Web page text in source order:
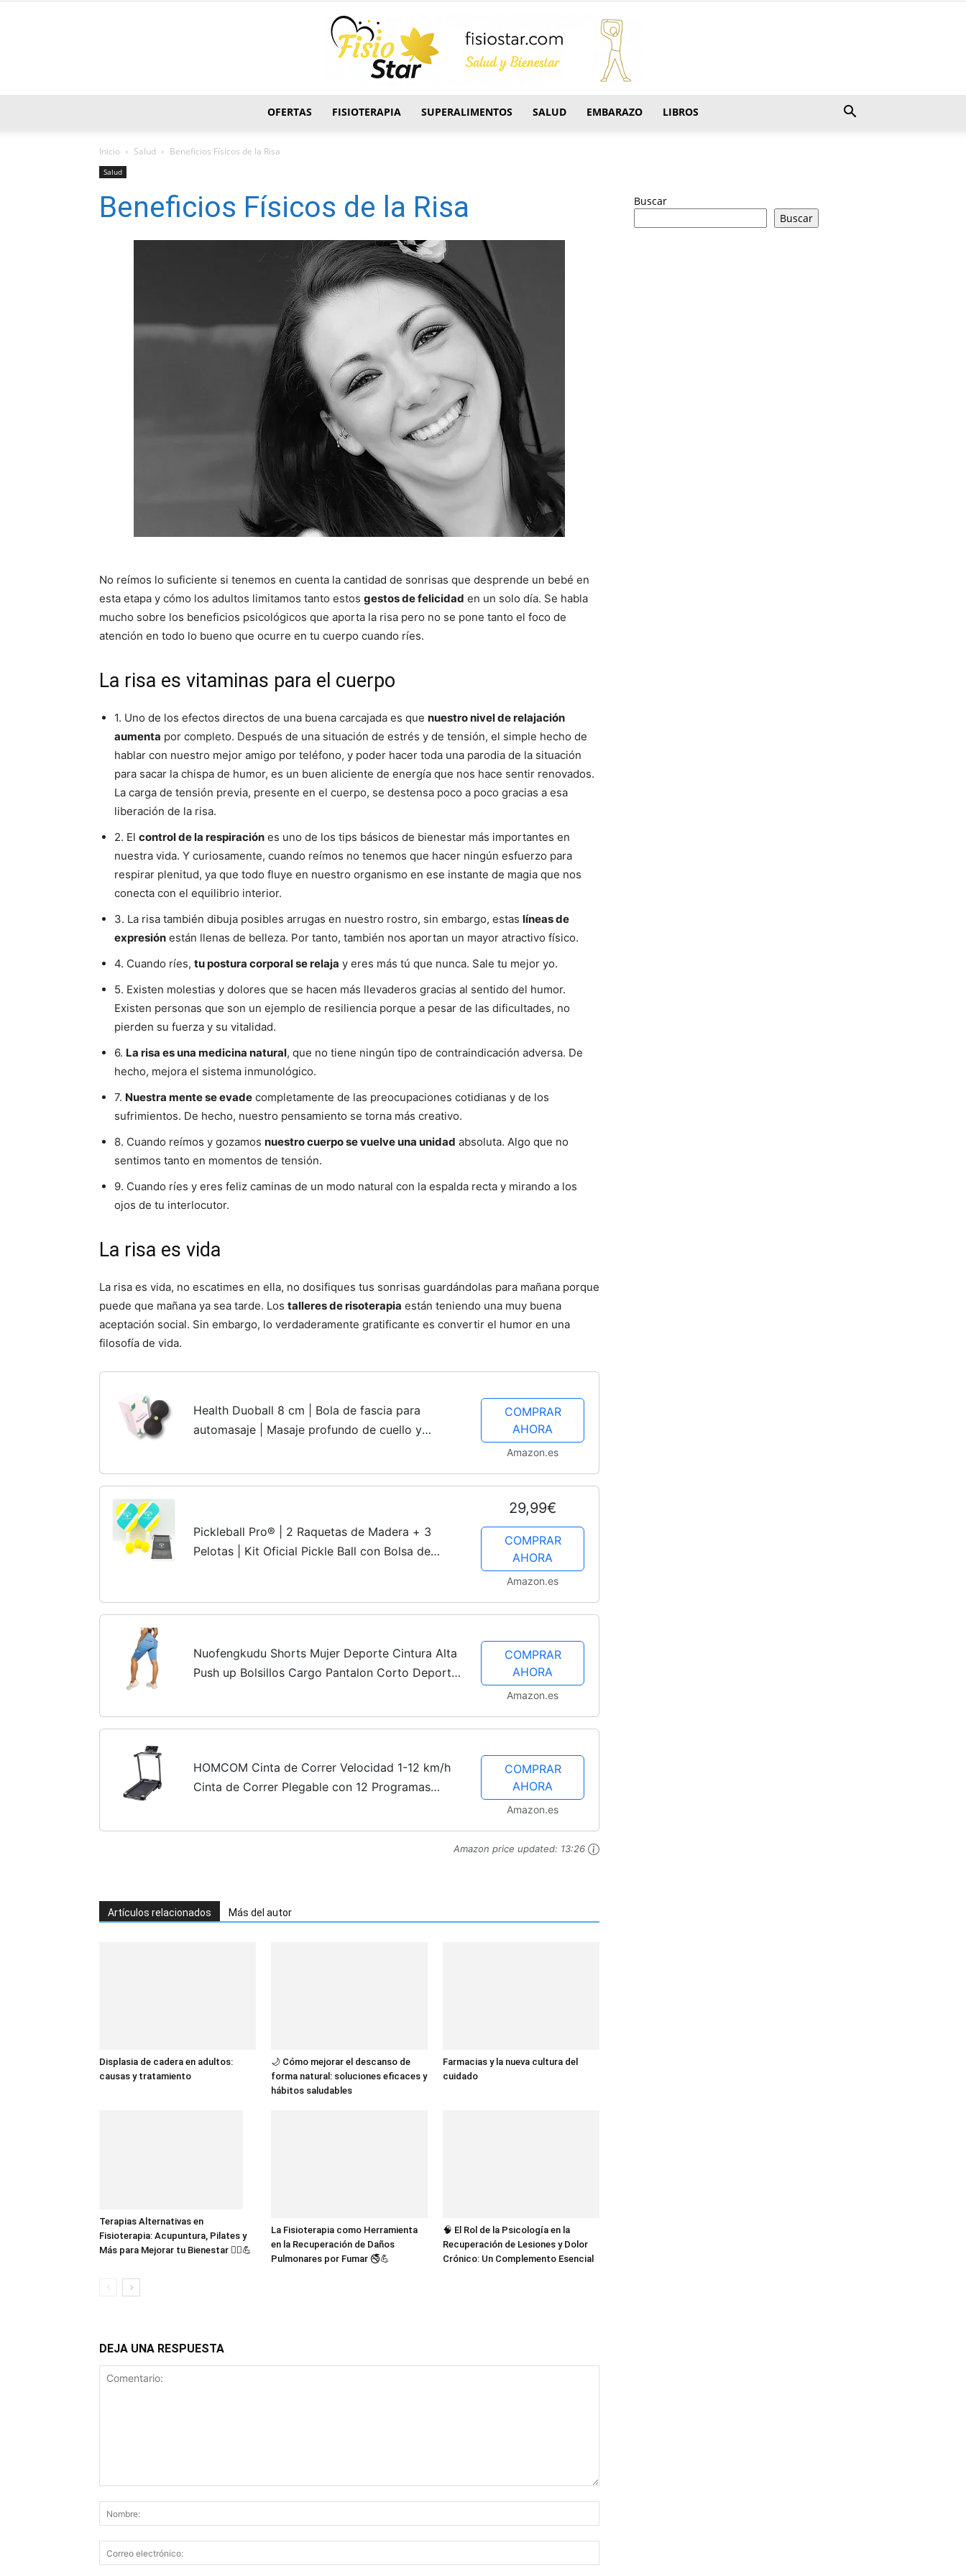
OFERTAS FISIOTERAPIA SUPERALIMENTOS SALUD EMBARAZO LIBROS
Inicio Salud Beneficios Físicos de la Risa
Salud
Beneficios Físicos de la Risa
No reímos lo suficiente si tenemos en cuenta la cantidad de sonrisas que desprende un bebé en
esta etapa y cómo los adultos limitamos tanto estos gestos de felicidad en un solo día. Se habla
mucho sobre los beneficios psicológicos que aporta la risa pero no se pone tanto el foco de
atención en todo lo bueno que ocurre en tu cuerpo cuando ríes.
La risa es vitaminas para el cuerpo
1. Uno de los efectos directos de una buena carcajada es que nuestro nivel de relajación
aumenta por completo. Después de una situación de estrés y de tensión, el simple hecho de
hablar con nuestro mejor amigo por teléfono, y poder hacer toda una parodia de la situación
para sacar la chispa de humor, es un buen aliciente de energía que nos hace sentir renovados.
La carga de tensión previa, presente en el cuerpo, se destensa poco a poco gracias a esa
liberación de la risa.
2. El control de la respiración es uno de los tips básicos de bienestar más importantes en
nuestra vida. Y curiosamente, cuando reímos no tenemos que hacer ningún esfuerzo para
respirar plenitud, ya que todo fluye en nuestro organismo en ese instante de magia que nos
conecta con el equilibrio interior.
3. La risa también dibuja posibles arrugas en nuestro rostro, sin embargo, estas líneas de
expresión están llenas de belleza. Por tanto, también nos aportan un mayor atractivo físico.
4. Cuando ríes, tu postura corporal se relaja y eres más tú que nunca. Sale tu mejor yo.
5. Existen molestias y dolores que se hacen más llevaderos gracias al sentido del humor.
Existen personas que son un ejemplo de resiliencia porque a pesar de las dificultades, no
pierden su fuerza y su vitalidad.
6. La risa es una medicina natural, que no tiene ningún tipo de contraindicación adversa. De
hecho, mejora el sistema inmunológico.
7. Nuestra mente se evade completamente de las preocupaciones cotidianas y de los
sufrimientos. De hecho, nuestro pensamiento se torna más creativo.
8. Cuando reímos y gozamos nuestro cuerpo se vuelve una unidad absoluta. Algo que no
sentimos tanto en momentos de tensión.
9. Cuando ríes y eres feliz caminas de un modo natural con la espalda recta y mirando a los
ojos de tu interlocutor.
La risa es vida
La risa es vida, no escatimes en ella, no dosifiques tus sonrisas guardándolas para mañana porque
puede que mañana ya sea tarde. Los talleres de risoterapia están teniendo una muy buena
aceptación social. Sin embargo, lo verdaderamente gratificante es convertir el humor en una
filosofía de vida.
Health Duoball 8 cm | Bola de fascia para
automasaje | Masaje profundo de cuello y
COMPRAR
AHORA
Amazon.es
Pickleball Pro® | 2 Raquetas de Madera + 3
Pelotas | Kit Oficial Pickle Ball con Bolsa de
29,99€
COMPRAR
AHORA
Amazon.es
Nuofengkudu Shorts Mujer Deporte Cintura Alta
Push up Bolsillos Cargo Pantalon Corto Deporte
COMPRAR
AHORA
Amazon.es
HOMCOM Cinta de Correr Velocidad 1-12 km/h
Cinta de Correr Plegable con 12 Programas
COMPRAR
AHORA
Amazon.es
Amazon price updated: 13:26
Artículos relacionados Más del autor
Displasia de cadera en adultos:
causas y tratamiento
🌙 Cómo mejorar el descanso de
forma natural: soluciones eficaces y
hábitos saludables
Farmacias y la nueva cultura del
cuidado
Terapias Alternativas en
Fisioterapia: Acupuntura, Pilates y
Más para Mejorar tu Bienestar 💆‍♂️💪
La Fisioterapia como Herramienta
en la Recuperación de Daños
Pulmonares por Fumar 🚭💪
🧠 El Rol de la Psicología en la
Recuperación de Lesiones y Dolor
Crónico: Un Complemento Esencial
DEJA UNA RESPUESTA
Buscar
Buscar